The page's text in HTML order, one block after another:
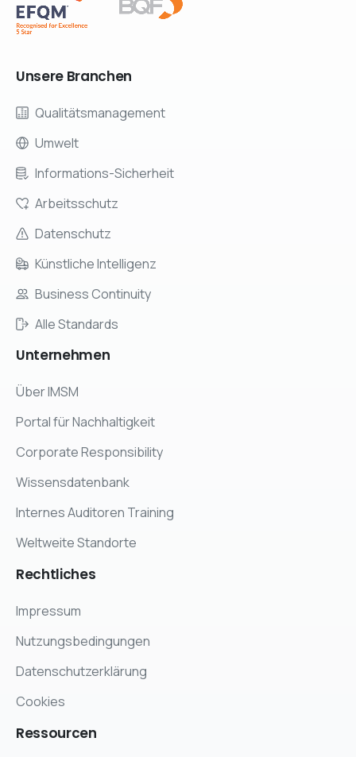
Unsere Branchen
Qualitätsmanagement
Umwelt
Informations-Sicherheit
Arbeitsschutz
Datenschutz
Künstliche Intelligenz
Business Continuity
Alle Standards
Unternehmen
Über IMSM
Portal für Nachhaltigkeit
Corporate Responsibility
Wissensdatenbank
Internes Auditoren Training
Weltweite Standorte
Rechtliches
Impressum
Nutzungsbedingungen
Datenschutzerklärung
Cookies
Ressourcen